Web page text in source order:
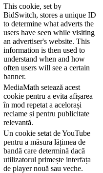
This cookie, set by
BidSwitch, stores a unique ID
to determine what adverts the
users have seen while visiting
an advertiser's website. This
information is then used to
understand when and how
often users will see a certain
banner.
MediaMath setează acest
cookie pentru a evita afișarea
în mod repetat a acelorași
reclame și pentru publicitate
relevantă.
Un cookie setat de YouTube
pentru a măsura lățimea de
bandă care determină dacă
utilizatorul primește interfața
de player nouă sau veche.